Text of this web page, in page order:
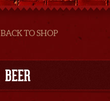
BACK TO SHOP
BEER